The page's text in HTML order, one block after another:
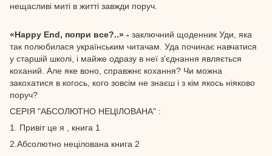
нещасливі миті в житті завжди поруч.
«Happy End, попри все?..» - заключний щоденник Уди, яка
так полюбилася українським читачам. Уда починає навчатися
у старшій школі, і майже одразу в неї з'єднання являється
коханий. Але яке воно, справжнє кохання? Чи можна
закохатися в когось, кого зовсім не знаєш і з кім якось ніяково
поруч?
СЕРІЯ "АБСОЛЮТНО НЕЦІЛОВАНА" :
1. Привіт це я , книга 1
2.Абсолютно нецілована книга 2